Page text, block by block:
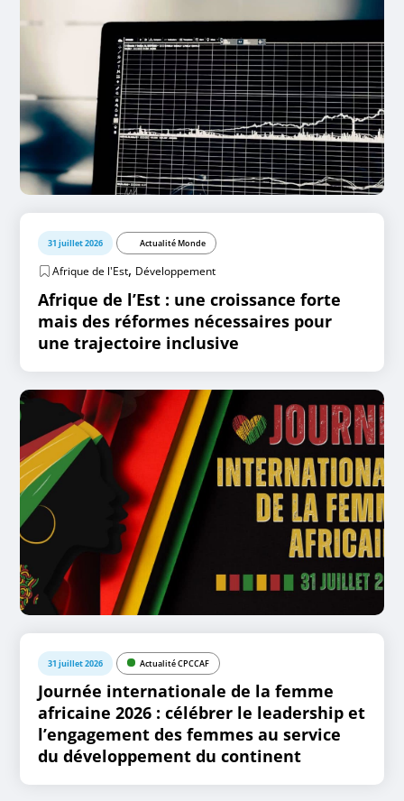
31 juillet 2026 Actualité Monde
Afrique de l'Est, Développement
Afrique de l’Est : une croissance forte
mais des réformes nécessaires pour
une trajectoire inclusive
31 juillet 2026 Actualité CPCCAF
Journée internationale de la femme
africaine 2026 : célébrer le leadership et
l’engagement des femmes au service
du développement du continent